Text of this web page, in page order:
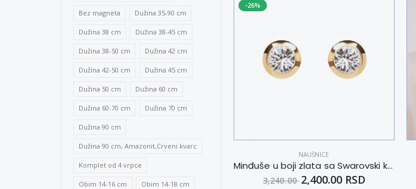
-26%
NAUŠNICE
Minđuše u boji zlata sa Swarovski kristalom i magnetom
3,240.00 2,400.00 RSD
Bez magneta Dužina 35-90 cm
Dužina 38 cm Dužina 38-45 cm
Dužina 38-50 cm Dužina 42 cm
Dužina 42-50 cm Dužina 45 cm
Dužina 50 cm Dužina 60 cm
Dužina 60-70 cm Dužina 70 cm
Dužina 90 cm
Dužina 90 cm, Amazonit,Crveni kvarc
Komplet od 4 vrpce
Obim 14-16 cm Obim 14-18 cm